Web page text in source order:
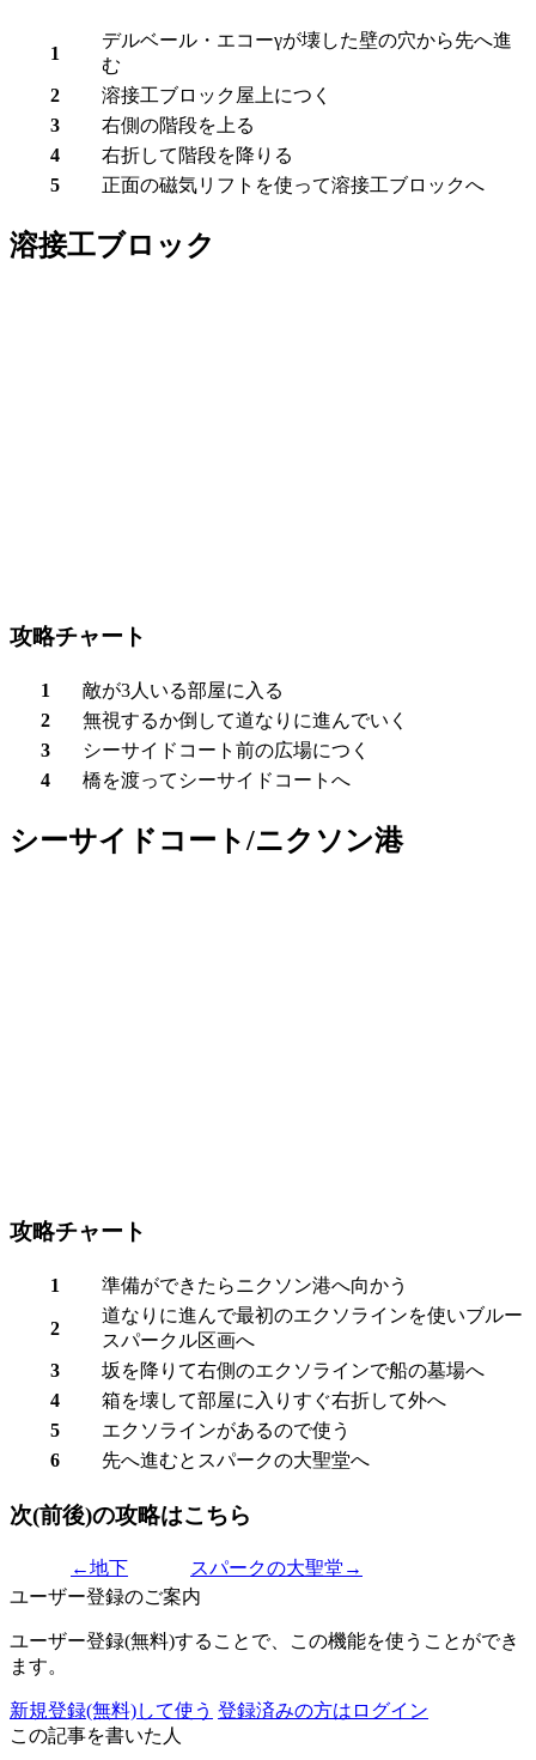
1
デルベール・エコーγが壊した壁の穴から先へ進
む
2
溶接工ブロック屋上につく
3
右側の階段を上る
4
右折して階段を降りる
5
正面の磁気リフトを使って溶接工ブロックへ
溶接工ブロック
攻略チャート
1
敵が3人いる部屋に入る
2
無視するか倒して道なりに進んでいく
3
シーサイドコート前の広場につく
4
橋を渡って シーサイドコート へ
シーサイドコート/ニクソン港
攻略チャート
1 準備ができたらニクソン港へ向かう
2
道なりに進んで最初のエクソラインを使いブルー
スパークル区画へ
3
坂を降りて右側のエクソラインで船の墓場へ
4
箱を壊して部屋に入りすぐ右折して外へ
5
エクソラインがあるので使う
6
先へ進むと スパークの大聖堂へ
次(前後)の攻略はこちら
←地下
スパークの大聖堂→
ユーザー登録のご案内
ユーザー登録(無料)することで、この機能を使うことができ
ます。
新規登録(無料)して使う 登録済みの方はログイン
この記事を書いた人